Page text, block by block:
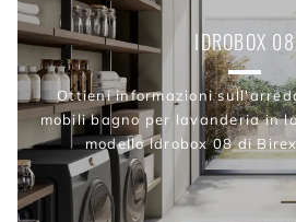
IDROBOX 08
Ottieni informazioni
mobili bagno per lavanderia in
modello Idrobox 08 di